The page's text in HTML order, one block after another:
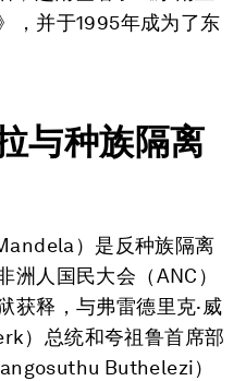
，并于1995年成为了东
与种族隔离
）是反种族隔离
洲人国民大会（ANC）
获释，与弗雷德里克·威
）总统和夸祖鲁首席部
Buthelezi）